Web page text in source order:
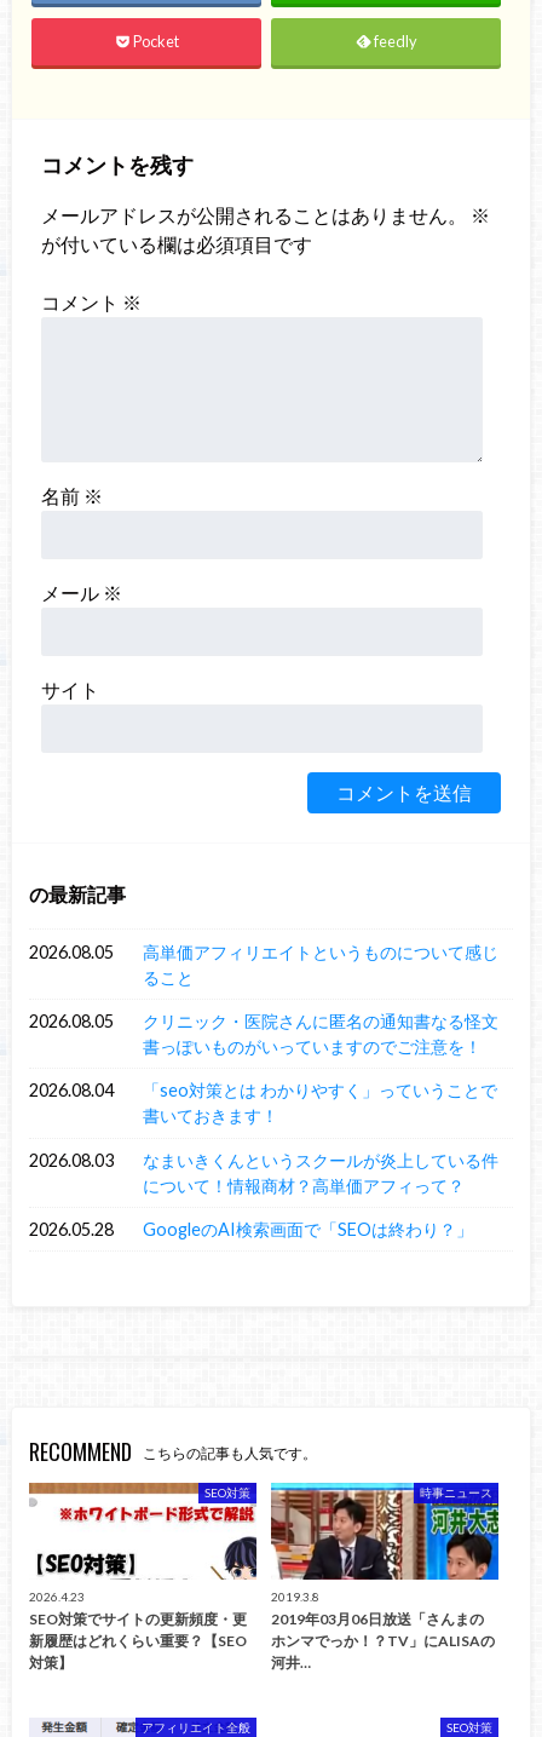
Pocket feedly
コメントを残す
メールアドレスが公開されることはありません。
※
が付いている欄は必須項目です
コメント ※
名前 ※
メール ※
サイト
の最新記事
2026.08.05
高単価アフィリエイトというものについて感じ
ること
2026.08.05
クリニック・医院さんに匿名の通知書なる怪文
書っぽいものがいっていますのでご注意を！
2026.08.04
「seo対策とは わかりやすく」っていうことで
書いておきます！
2026.08.03
なまいきくんというスクールが炎上している件
について！情報商材？高単価アフィって？
2026.05.28 GoogleのAI検索画面で「SEOは終わり？」
RECOMMEND こちらの記事も人気です。
SEO対策
2026.4.23
SEO対策でサイトの更新頻度・更
新履歴はどれくらい重要？【SEO
対策】
時事ニュース
2019.3.8
2019年03月06日放送「さんまの
ホンマでっか！？TV」にALISAの
河井…
アフィリエイト全般 SEO対策